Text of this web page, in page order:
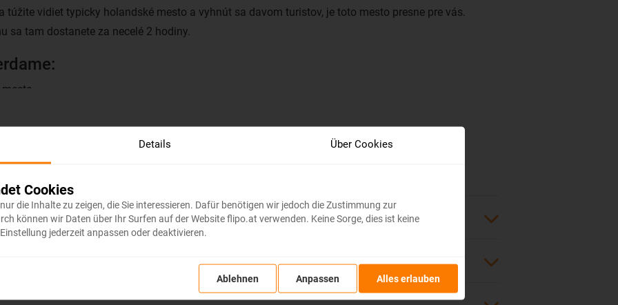
túžite vidiet typicky holandské mesto a vyhnút sa davom turistov, je toto mesto presne pre vás.
sa tam dostanete za necelé 2 hodiny.
lodí ci rôznych strojov
a kultúry Rotterdamu
z ktorých budete mat Rotterdam ako na dlani
Details Über Cookies
Cookies
die Inhalte zu zeigen, die Sie interessieren. Dafür benötigen wir jedoch die Zustimmung zur
können wir Daten über Ihr Surfen auf der Website flipo.at verwenden. Keine Sorge, dies ist keine
jederzeit anpassen oder deaktivieren.
Ablehnen Anpassen Alles erlauben